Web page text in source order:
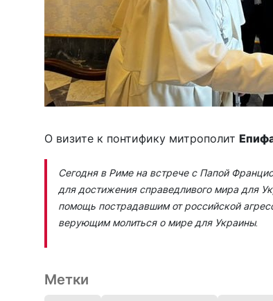
О визите к понтифику митрополит
Сегодня в Риме на встрече с Папой
для достижения справедливого мира для
помощь пострадавшим от российской
верующим молиться о мире для Украины.
Метки